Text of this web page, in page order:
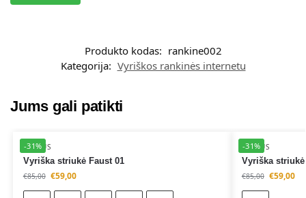
a
Produkto kodas: rankine002
Kategorija: Vyriškos rankinės internetu
Jums gali patikti
-31%
ĮVAIRŪS
Vyriška striukė Faust 01
€85,00 €59,00
-31%
ĮVAIRŪS
Vyriška
€85,00 €59,00